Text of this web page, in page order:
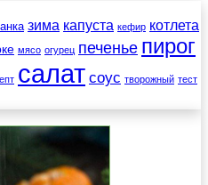
зима капуста кефир котлета
мясо огурец печенье пирог
салат соус творожный тест